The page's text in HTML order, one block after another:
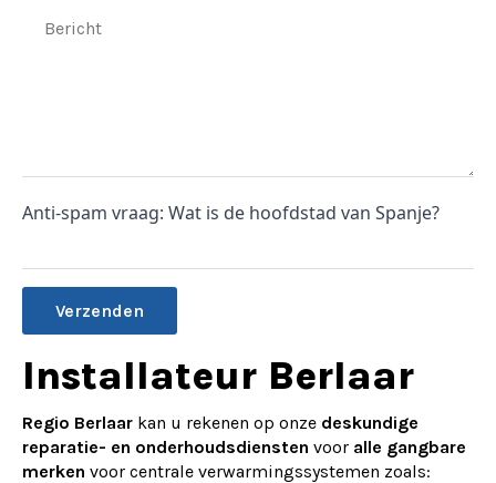
Anti-spam vraag: Wat is de hoofdstad van Spanje?
Alternative:
Installateur Berlaar
Regio Berlaar kan u rekenen op onze deskundige
reparatie- en onderhoudsdiensten voor alle gangbare
merken voor centrale verwarmingssystemen zoals: